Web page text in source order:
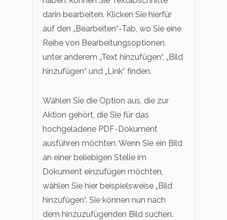
darin bearbeiten. Klicken Sie hierfür
auf den „Bearbeiten“-Tab, wo Sie eine
Reihe von Bearbeitungsoptionen,
unter anderem „Text hinzufügen“, „Bild
hinzufügen“ und „Link“ finden.
Wählen Sie die Option aus, die zur
Aktion gehört, die Sie für das
hochgeladene PDF-Dokument
ausführen möchten. Wenn Sie ein Bild
an einer beliebigen Stelle im
Dokument einzufügen möchten,
wählen Sie hier beispielsweise „Bild
hinzufügen“. Sie können nun nach
dem hinzuzufügenden Bild suchen.